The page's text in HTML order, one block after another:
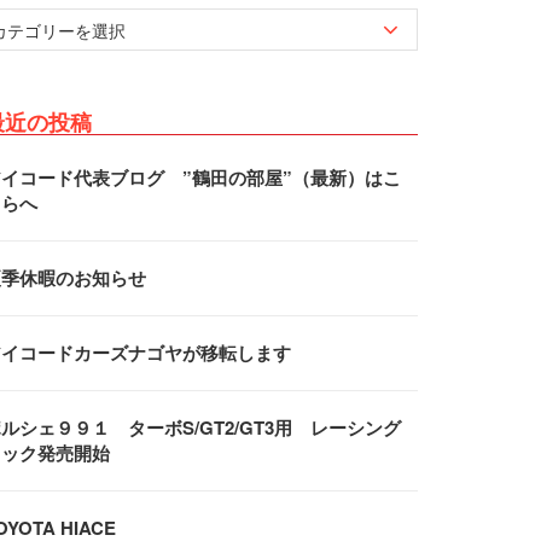
の投稿
コード代表ブログ ”鶴田の部屋”（最新）はこ
へ
休暇のお知らせ
コードカーズナゴヤが移転します
シェ９９１ ターボS/GT2/GT3用 レーシング
ク発売開始
HIACE